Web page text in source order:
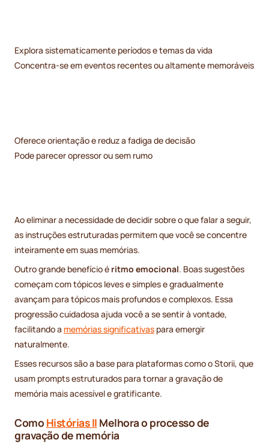
Explora sistematicamente períodos e temas da vida
Concentra-se em eventos recentes ou altamente memoráveis
Oferece orientação e reduz a fadiga de decisão
Pode parecer opressor ou sem rumo
Ao eliminar a necessidade de decidir sobre o que falar a seguir,
as instruções estruturadas permitem que você se concentre
inteiramente em suas memórias.
Outro grande benefício é ritmo emocional. Boas sugestões
começam com tópicos leves e simples e gradualmente
avançam para tópicos mais profundos e complexos. Essa
progressão cuidadosa ajuda você a se sentir à vontade,
facilitando a memórias significativas para emergir
naturalmente.
Esses recursos são a base para plataformas como o Storii, que
usam prompts estruturados para tornar a gravação de
memória mais acessível e gratificante.
Como Histórias II Melhora o processo de
gravação de memória